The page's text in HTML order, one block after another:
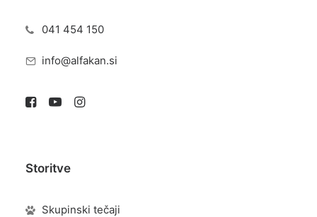
041 454 150
info@alfakan.si
Storitve
Skupinski tečaji